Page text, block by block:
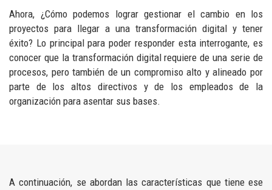
Ahora, ¿Cómo podemos lograr gestionar el cambio en los
proyectos para llegar a una transformación digital y tener
éxito? Lo principal para poder responder esta interrogante, es
conocer que la transformación digital requiere de una serie de
procesos, pero también de un compromiso alto y alineado por
parte de los altos directivos y de los empleados de la
organización para asentar sus bases.
A continuación, se abordan las características que tiene ese